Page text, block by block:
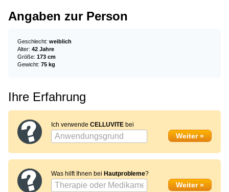
Angaben zur Person
Geschlecht: weiblich
Alter: 42 Jahre
Größe: 173 cm
Gewicht: 75 kg
Ihre Erfahrung
Ich verwende CELLUVITE bei
Was hilft Ihnen bei Hautprobleme?